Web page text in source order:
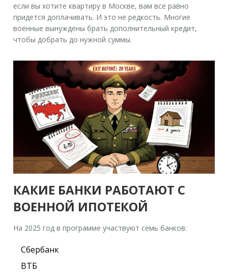
если вы хотите квартиру в Москве, вам все равно
придется доплачивать. И это не редкость. Многие
военные вынуждены брать дополнительный кредит,
чтобы добрать до нужной суммы.
КАКИЕ БАНКИ РАБОТАЮТ С
ВОЕННОЙ ИПОТЕКОЙ
На 2025 год в программе участвуют семь банков:
Сбербанк
ВТБ